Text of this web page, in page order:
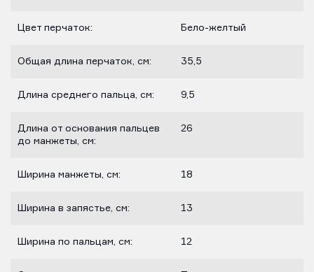
Цвет перчаток: Бело-желтый
Общая длина перчаток, см: 35,5
Длина среднего пальца, см: 9,5
Длина от основания пальцев
до манжеты, см:
26
Ширина манжеты, см: 18
Ширина в запястье, см: 13
Ширина по пальцам, см: 12